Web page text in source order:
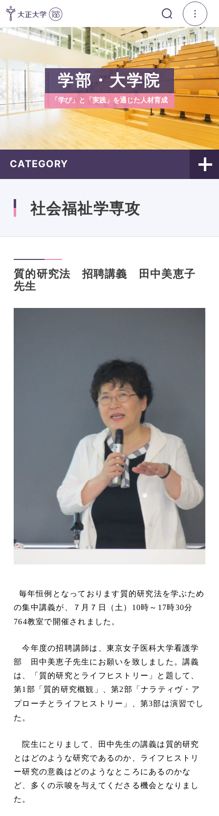
学部・大学院
「学び」と「実践」を通じた人材育成
CATEGORY
社会福祉学専攻
質的研究法 招聘講義 田中美恵子
先生
毎年恒例となっております質的研究法を学ぶため
の集中講義が、７月７日（土）
10時～ 17時30分
764教室で開催されました。
今年度の招聘講師は、東京女子医科大学看護学
部 田中美恵子先生にお願いを致しました。講義
は、「質的研究とライフヒストリー」と題して、
第1部「質的研究概観」、第2部「ナラティヴ・ア
プローチとライフヒストリー」、第3部は演習でし
た。
院生にとりまして、田中先生の講義は質的研究
とはどのような研究であるのか、ライフヒストリ
ー研究の意義はどのようなところにあるのかな
ど、多くの示唆を与えてくださる機会となりまし
た。